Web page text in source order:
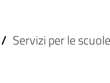
Servizi per le scuole